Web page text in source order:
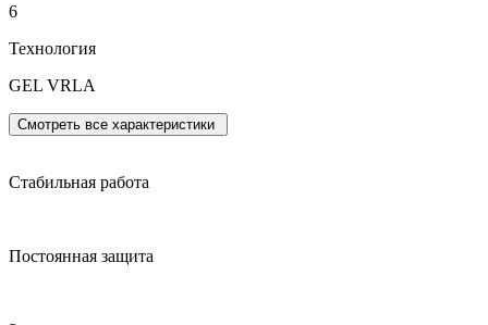
6
Технология
GEL VRLA
Смотреть все характеристики
Стабильная работа
Постоянная защита